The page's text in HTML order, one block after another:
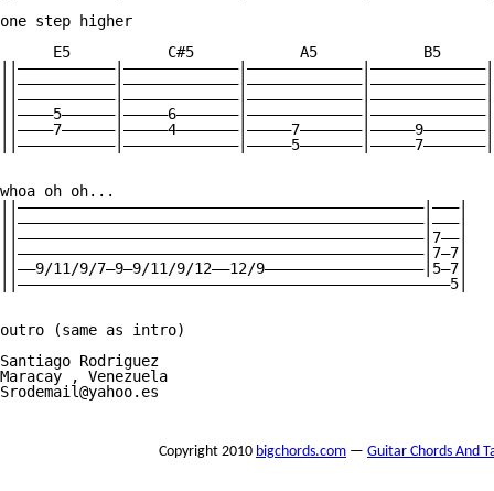
one step higher
E5           C#5            A5            B5
whoa oh oh...
||——————————————————————————————————————————————|———|
||——————————————————————————————————————————————|———|
||——————————————————————————————————————————————|7——|
||——————————————————————————————————————————————|7—7|
||——9/11/9/7—9—9/11/9/12——12/9——————————————————|5—7|
||—————————————————————————————————————————————————5|
outro (same as intro)
Santiago Rodriguez
Maracay , Venezuela
Srodemail@yahoo.es
Copyright 2010 bigchords.com — Guitar Chords And